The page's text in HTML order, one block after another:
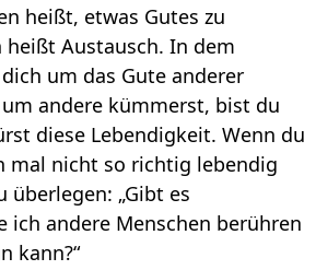
heißt, etwas Gutes zu
heißt Austausch. In dem
um das Gute anderer
andere kümmerst, bist du
diese Lebendigkeit. Wenn du
mal nicht so richtig lebendig
„Gibt es
ich andere Menschen berühren
kann?“